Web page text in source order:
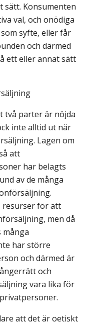
Konsumenten
val, och onödiga
syfte, eller får
och därmed
ett eller annat sätt
två parter är nöjda
inte alltid ut när
Lagen om
att
har belagts
av de många
resurser för att
men då
har större
och därmed är
och
vara lika för
att det är oetiskt